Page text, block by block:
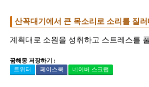
산꼭대기에서 큰 목소리로 소리를 질
계획대로 소원을 성취하고 스트레스를
꿈해몽 저장하기 :
트위터
페이스북 네이버 스크랩